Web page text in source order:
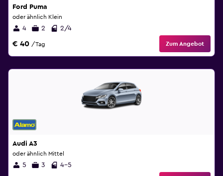
Ford Puma
oder ähnlich Klein
4 2 2/4
€ 40 /Tag Zum Angebot
Audi A3
oder ähnlich Mittel
5 3 4-5